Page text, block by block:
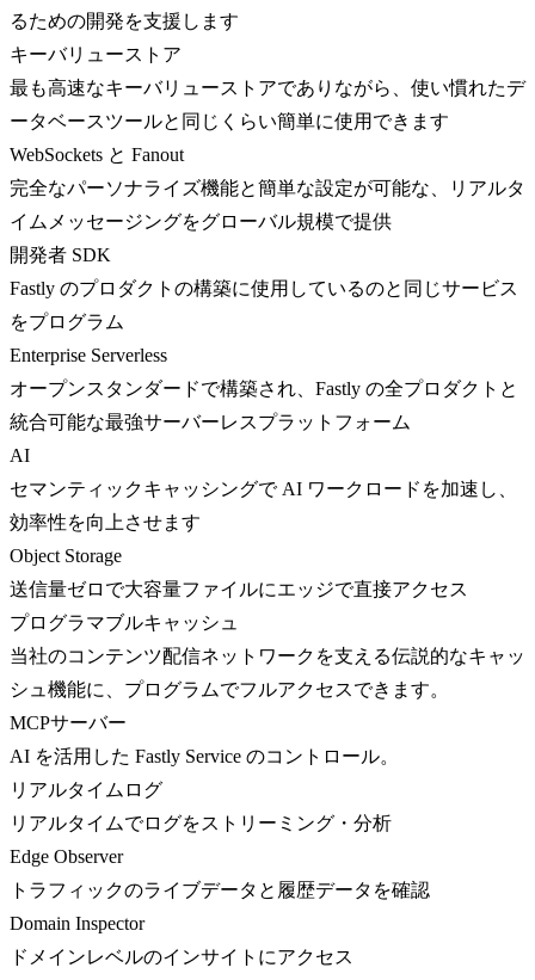
るための開発を支援します
キーバリューストア
最も高速なキーバリューストアでありながら、使い慣れたデ
ータベースツールと同じくらい簡単に使用できます
WebSockets と Fanout
完全なパーソナライズ機能と簡単な設定が可能な、リアルタ
イムメッセージングをグローバル規模で提供
開発者 SDK
Fastly のプロダクトの構築に使用しているのと同じサービス
をプログラム
Enterprise Serverless
オープンスタンダードで構築され、Fastly の全プロダクトと
統合可能な最強サーバーレスプラットフォーム
AI
セマンティックキャッシングで AI ワークロードを加速し、
効率性を向上させます
Object Storage
送信量ゼロで大容量ファイルにエッジで直接アクセス
プログラマブルキャッシュ
当社のコンテンツ配信ネットワークを支える伝説的なキャッ
シュ機能に、プログラムでフルアクセスできます。
MCPサーバー
AI を活用した Fastly Service のコントロール。
リアルタイムログ
リアルタイムでログをストリーミング・分析
Edge Observer
トラフィックのライブデータと履歴データを確認
Domain Inspector
ドメインレベルのインサイトにアクセス